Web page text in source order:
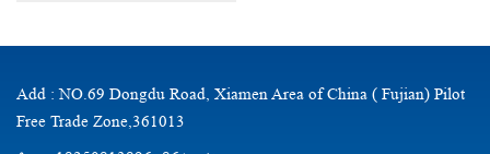
Add : NO.69 Dongdu Road, Xiamen Area of China ( Fujian) Pilot
Free Trade Zone,361013